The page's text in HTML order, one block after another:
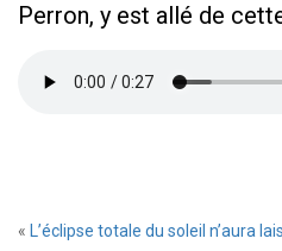
Perron, y est allé de
«
L’éclipse totale du soleil n’aura